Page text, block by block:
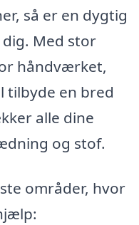
så er en dygtig
Med stor
håndværket,
tilbyde en bred
alle dine
og stof.
områder, hvor